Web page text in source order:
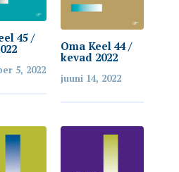
45 /
5, 2022
Oma Keel 44 /
kevad 2022
juuni 14, 2022